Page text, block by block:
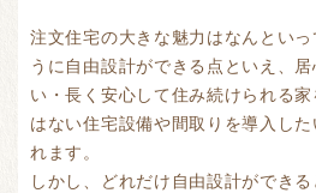
注文住宅の大きな魅力はなんとい
うに自由設計ができる点といえ、
い・長く安心して住み続けられる
はない住宅設備や間取りを導入し
れます。
しかし、どれだけ自由設計ができ